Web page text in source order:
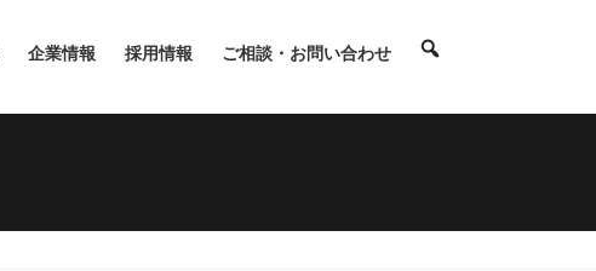
企業情報 採用情報 ご相談・お問い合わせ